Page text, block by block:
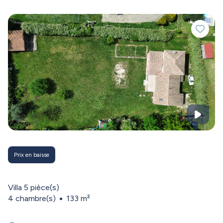
Nous travaillons en étroite collaboration avecVincent
DEPLAGNE Assurances, un partenaire de confiance
qui peut vous accompagner sur :
- L’assurance habitation, propriétaire non occupant,
loyers impayés, etc.
- Des conseils en fiscalité immobilière, notamment sur
les régimes locatifs, la défiscalisation ou la transmission
de patrimoine.
Ce partenariat vous permet de bénéficier d’un
accompagnement global et cohérent, que ce soit pour
acheter, vendre, louer ou investir dans l’immobilier.
Prix en baisse
Villa 5 pièce(s)
4 chambre(s)
133 m²